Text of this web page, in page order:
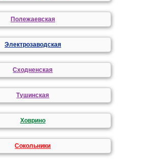
Полежаевская
Электрозаводская
Сходненская
Тушинская
Ховрино
Сокольники